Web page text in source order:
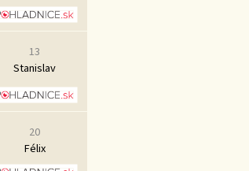
13
Stanislav
20
Félix